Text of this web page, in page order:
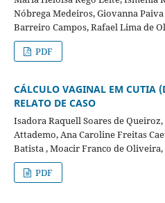
Nóbrega Medeiros, Giovanna
Barreiro Campos, Rafael Lima de
PDF
CÁLCULO VAGINAL EM
RELATO DE CASO
Isadora Raquell Soares de
Attademo, Ana Caroline Freitas
Batista , Moacir Franco de
PDF